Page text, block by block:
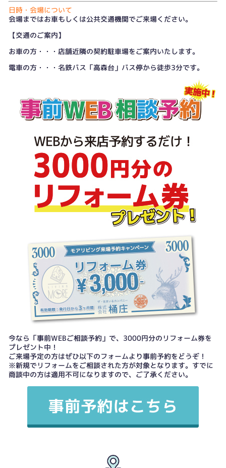
日時・会場について
会場まではお車もしくは公共交通機関でご来場ください。
【交通のご案内】
お車の方・・・店舗近隣の契約駐車場をご案内いたします。
電車の方・・・名鉄バス「高森台」バス停から徒歩3分です。
今なら「事前WEBご相談予約」で、3000円分のリフォーム券を
プレゼント中！
ご来場予定の方はぜひ以下のフォームより事前予約をどうぞ！
※新規でリフォームをご相談された方が対象となります。すでに
商談中の方は適用不可になりますので、ご了承ください。